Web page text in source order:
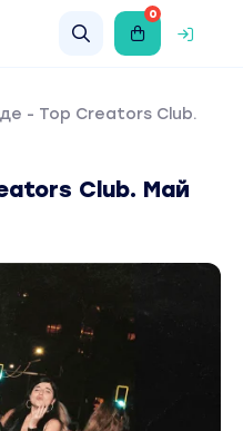
0
- Top Creators Club.
Club. Май